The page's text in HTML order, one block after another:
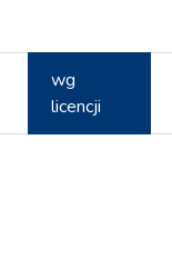
wg
licencji